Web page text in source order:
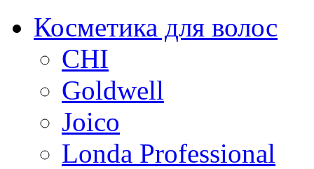
Косметика для волос
CHI
Goldwell
Joico
Londa Professional